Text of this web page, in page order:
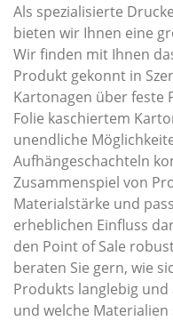
Als spezialisierte
bieten wir Ihnen eine
Wir finden mit Ihnen
Produkt gekonnt in
Kartonagen über feste
Folie kaschiertem
unendliche
Aufhängeschachteln
Zusammenspiel von
Materialstärke und
erheblichen Einfluss
den Point of Sale
beraten Sie gern, wie
Produkts langlebig
und welche